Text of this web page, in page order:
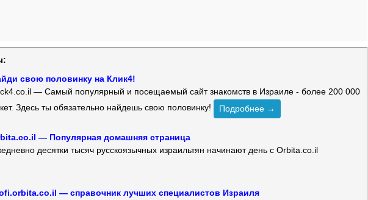
свою половинку на Клик4!
— Самый популярный и посещаемый сайт знакомств в Израиле - более 200 000
Здесь ты обязательно найдешь свою половинку!
Подробнее →
— Популярная домашняя страница
десятки тысяч русскоязычных израильтян начинают день с Orbita.co.il
— справочник лучших специалистов Израиля